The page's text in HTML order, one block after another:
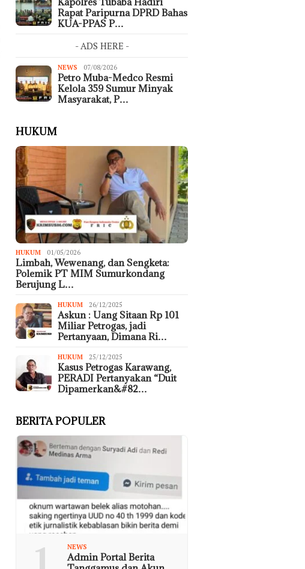
Rapat Paripurna DPRD Bahas
KUA-PPAS P…
- ADS HERE -
NEWS 07/08/2026
Petro Muba-Medco Resmi
Kelola 359 Sumur Minyak
Masyarakat, P…
HUKUM
HUKUM 01/05/2026
Limbah, Wewenang, dan Sengketa:
Polemik PT MIM Sumurkondang
Berujung L…
HUKUM 26/12/2025
Askun : Uang Sitaan Rp 101
Miliar Petrogas, jadi
Pertanyaan, Dimana Ri…
HUKUM 25/12/2025
Kasus Petrogas Karawang,
PERADI Pertanyakan “Duit
Dipamerkan&#82…
BERITA POPULER
NEWS
Admin Portal Berita